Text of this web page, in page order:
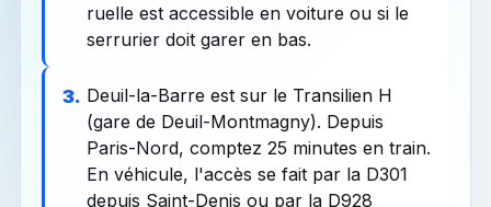
ruelle est accessible en voiture ou si le
serrurier doit garer en bas.
3. Deuil-la-Barre est sur le Transilien H
(gare de Deuil-Montmagny). Depuis
Paris-Nord, comptez 25 minutes en train.
En véhicule, l'accès se fait par la D301
depuis Saint-Denis ou par la D928